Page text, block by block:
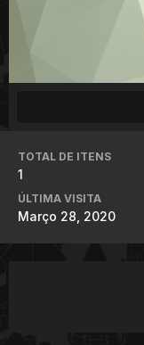
TOTAL DE ITENS
1
ÚLTIMA VISITA
Março 28, 2020